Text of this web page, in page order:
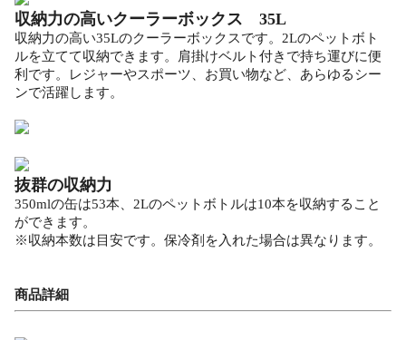
収納力の高いクーラーボックス 35L
収納力の高い35Lのクーラーボックスです。2Lのペットボト
ルを立てて収納できます。肩掛けベルト付きで持ち運びに便
利です。レジャーやスポーツ、お買い物など、あらゆるシー
ンで活躍します。
抜群の収納力
350mlの缶は53本、2Lのペットボトルは10本を収納すること
ができます。
※収納本数は目安です。保冷剤を入れた場合は異なります。
商品詳細